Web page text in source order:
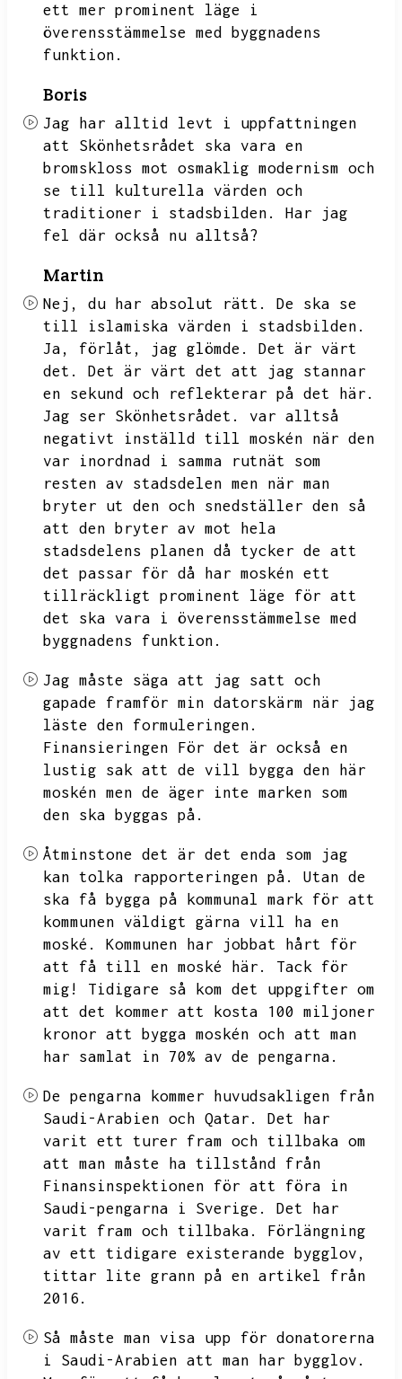
ett mer prominent läge i
överensstämmelse med byggnadens
funktion.
Boris
Jag har alltid levt i uppfattningen
att Skönhetsrådet ska vara en
bromskloss mot osmaklig modernism och
se till kulturella värden och
traditioner i stadsbilden.
Har jag
fel där också nu alltså?
Martin
Nej, du har absolut rätt.
De ska se
till islamiska värden i stadsbilden.
Ja,
förlåt, jag glömde.
Det är värt
det.
Det är värt det att jag stannar
en sekund och reflekterar på det här.
Jag ser Skönhetsrådet.
var alltså
negativt inställd till moskén när den
var inordnad i samma rutnät som
resten av stadsdelen men när man
bryter ut den och snedställer den så
att den bryter av mot hela
stadsdelens planen då tycker de att
det passar för då har moskén ett
tillräckligt prominent läge för att
det ska vara i överensstämmelse med
byggnadens funktion.
Jag måste säga att jag satt och
gapade framför min datorskärm när jag
läste den formuleringen.
Finansieringen För det är också en
lustig sak att de vill bygga den här
moskén men de äger inte marken som
den ska byggas på.
Åtminstone det är det enda som jag
kan tolka rapporteringen på.
Utan de
ska få bygga på kommunal mark för att
kommunen väldigt gärna vill ha en
moské.
Kommunen har jobbat hårt för
att få till en moské här.
Tack för
mig!
Tidigare så kom det uppgifter om
att det kommer att kosta 100 miljoner
kronor att bygga moskén och att man
har samlat in 70% av de pengarna.
De pengarna kommer huvudsakligen från
Saudi-Arabien och Qatar.
Det har
varit ett turer fram och tillbaka om
att man måste ha tillstånd från
Finansinspektionen för att föra in
Saudi-pengarna i Sverige.
Det har
varit fram och tillbaka.
Förlängning
av ett tidigare existerande bygglov,
tittar lite grann på en artikel från
2016.
Så måste man visa upp för donatorerna
i Saudi-Arabien att man har bygglov.